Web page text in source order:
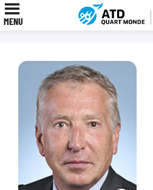
MENU